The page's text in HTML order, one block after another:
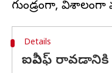
Details
ఐపీఎఫ్